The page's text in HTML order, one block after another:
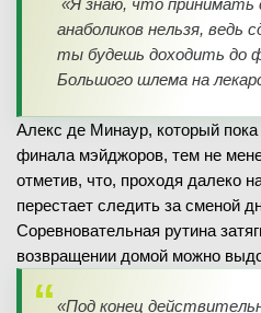
«Я знаю, что принимать
анаболиков нельзя, ведь
ты будешь доходить до
Большого шлема на
Алекс де Минаур, который
финала мэйджоров, тем не
отметив, что, проходя далеко
перестает следить за сменой
Соревновательная рутина
возвращении домой можно
«Под конец